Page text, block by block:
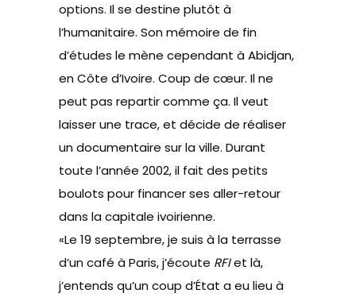
options. Il se destine plutôt à
l’humanitaire. Son mémoire de fin
d’études le mène cependant à Abidjan,
en Côte d’Ivoire. Coup de cœur. Il ne
peut pas repartir comme ça. Il veut
laisser une trace, et décide de réaliser
un documentaire sur la ville. Durant
toute l’année 2002, il fait des petits
boulots pour financer ses aller-retour
dans la capitale ivoirienne.
«Le 19 septembre, je suis à la terrasse
d’un café à Paris, j’écoute RFIet là,
j’entends qu’un coup d’État a eu lieu à